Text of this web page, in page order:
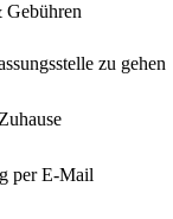
zu gehen
per E-Mail